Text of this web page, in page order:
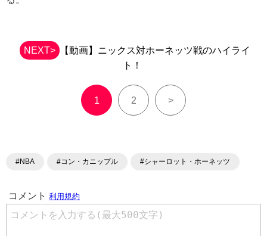
NEXT>
【動画】ニックス対ホーネッツ戦のハイライ
ト！
1 2 >
#NBA #コン・カニップル #シャーロット・ホーネッツ